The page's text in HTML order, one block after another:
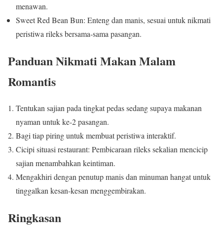
menawan.
Sweet Red Bean Bun: Enteng dan manis, sesuai untuk nikmati
peristiwa rileks bersama-sama pasangan.
Panduan Nikmati Makan Malam
Romantis
Tentukan sajian pada tingkat pedas sedang supaya makanan
nyaman untuk ke-2 pasangan.
Bagi tiap piring untuk membuat peristiwa interaktif.
Cicipi situasi restaurant: Pembicaraan rileks sekalian mencicip
sajian menambahkan keintiman.
Mengakhiri dengan penutup manis dan minuman hangat untuk
tinggalkan kesan-kesan menggembirakan.
Ringkasan